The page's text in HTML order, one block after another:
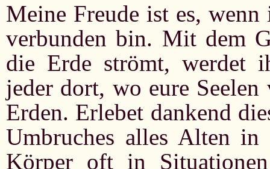
Meine Freude ist es,
verbunden bin. Mit dem
die Erde strömt, werdet
jeder dort, wo eure Seelen
Erden. Erlebet dankend
Umbruches alles Alten
Körper oft in